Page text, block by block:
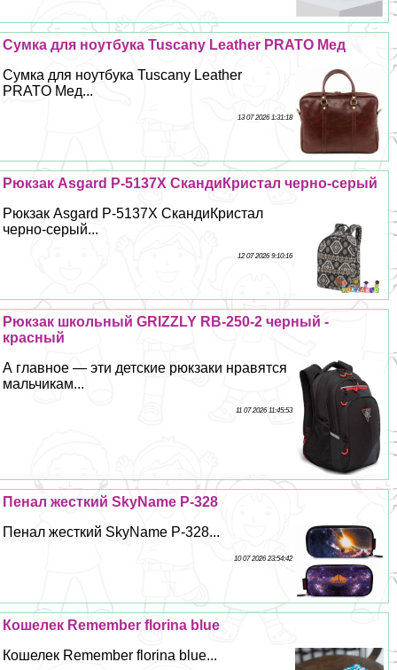
Сумка для ноутбука Tuscany Leather PRATO Мед
Сумка для ноутбука Tuscany Leather
PRATO Мед...
13 07 2026 1:31:18
Рюкзак Asgard Р-5137Х СкандиКристал черно-серый
Рюкзак Asgard Р-5137Х СкандиКристал
черно-серый...
12 07 2026 9:10:16
Рюкзак школьный GRIZZLY RB-250-2 черный -
красный
А главное — эти детские рюкзаки нравятся
мальчикам...
11 07 2026 11:45:53
Пенал жесткий SkyName P-328
Пенал жесткий SkyName P-328...
10 07 2026 23:54:42
Кошелек Remember florina blue
Кошелек Remember florina blue...